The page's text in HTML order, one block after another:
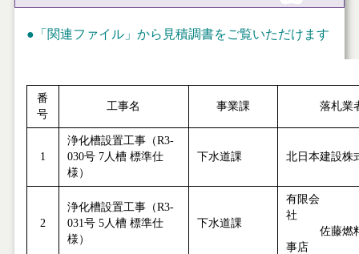
●「関連ファイル」から見積調書をご覧いただけます
番
号
工事名 事業課 落札業
1
浄化槽設置工事（R3-
030号 7人槽 標準仕
様）
下水道課 北日本建設株
2
浄化槽設置工事（R3-
031号 5人槽 標準仕
様）
下水道課
有限会
佐藤燃料
事店